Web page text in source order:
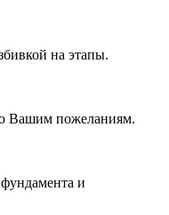
на этапы.
Вашим пожеланиям.
и